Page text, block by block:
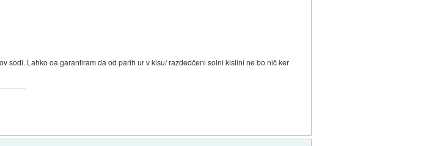
sodi. Lahko oa garantiram da od parih ur v kisu/ razdedčeni solni kislini ne bo nič ker